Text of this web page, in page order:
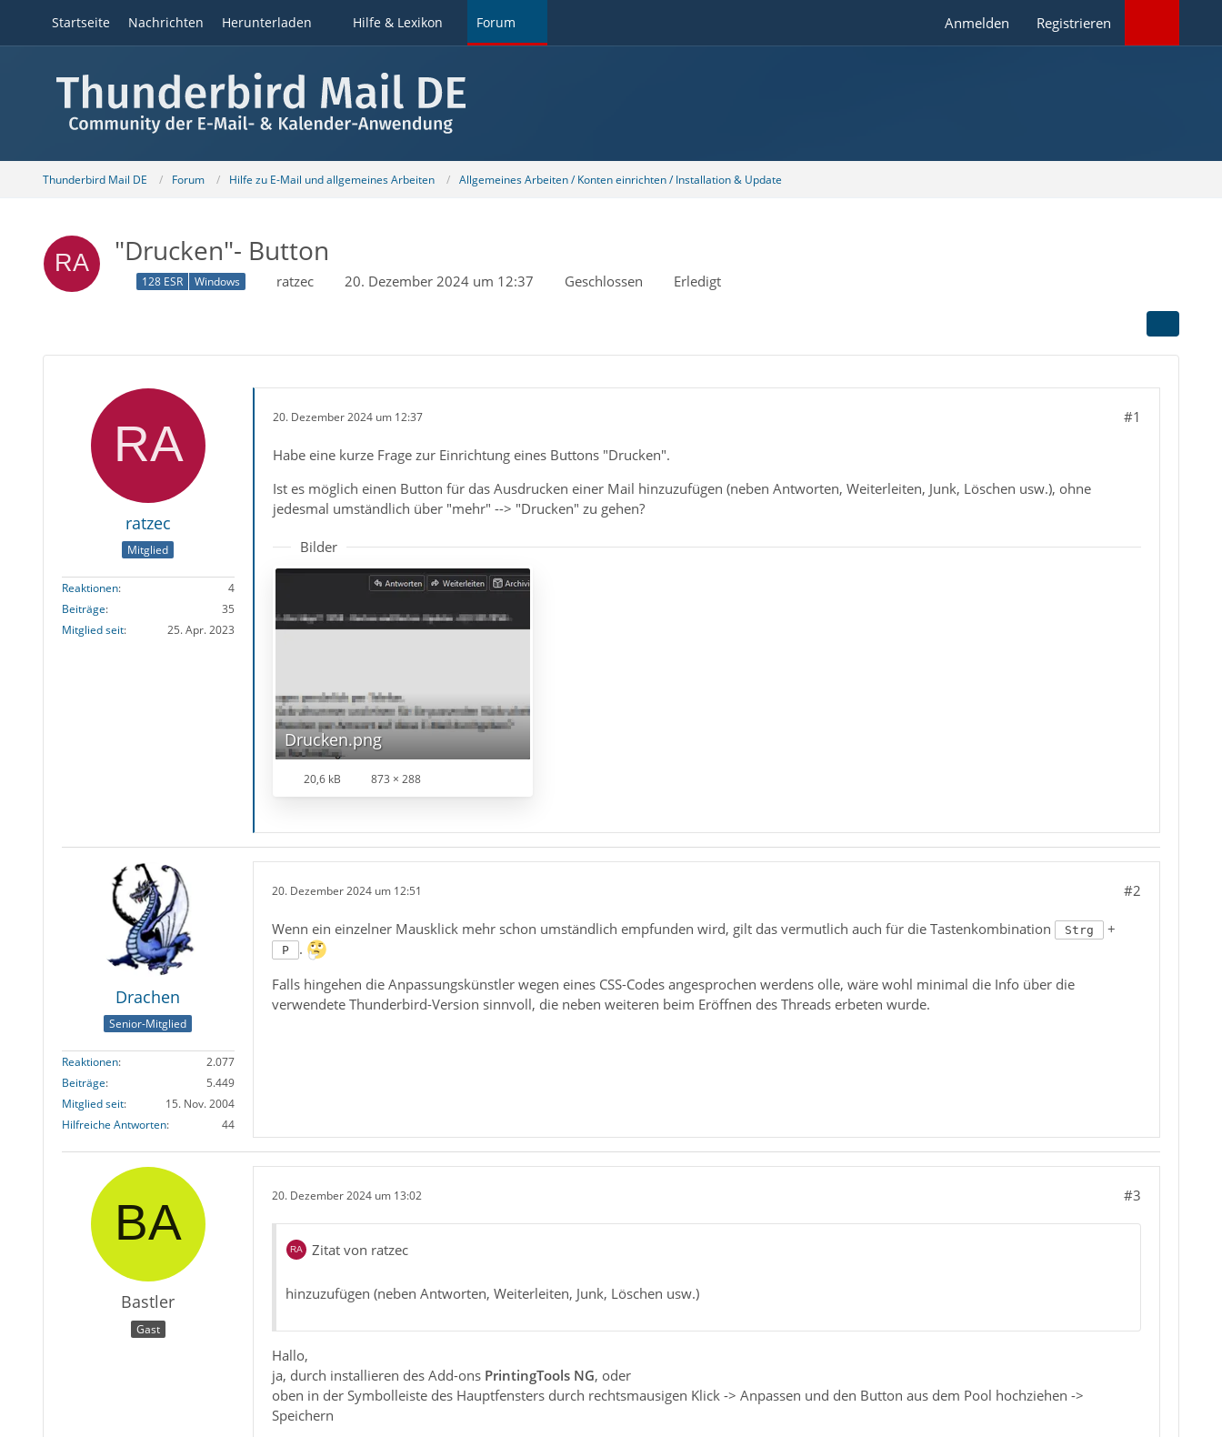
Startseite Nachrichten Herunterladen Hilfe & Lexikon Forum Anmelden Registrieren
Thunderbird Mail DE Forum Hilfe zu E-Mail und allgemeines Arbeiten Allgemeines Arbeiten / Konten einrichten / Installation & Update
"Drucken"- Button
128 ESR Windows ratzec 20. Dezember 2024 um 12:37 Geschlossen Erledigt
ratzec
Mitglied
Reaktionen
4
Beiträge
35
Mitglied seit
25. Apr. 2023
20. Dezember 2024 um 12:37 #1
Habe eine kurze Frage zur Einrichtung eines Buttons "Drucken".
Ist es möglich einen Button für das Ausdrucken einer Mail hinzuzufügen (neben Antworten, Weiterleiten, Junk, Löschen usw.), ohne
jedesmal umständlich über "mehr" --> "Drucken" zu gehen?
Bilder
Drucken.png
20,6 kB 873 × 288
Drachen
Senior-Mitglied
Reaktionen
2.077
Beiträge
5.449
Mitglied seit
15. Nov. 2004
Hilfreiche Antworten
44
20. Dezember 2024 um 12:51 #2
Wenn ein einzelner Mausklick mehr schon umständlich empfunden wird, gilt das vermutlich auch für die Tastenkombination Strg +
P
.
Falls hingehen die Anpassungskünstler wegen eines CSS-Codes angesprochen werdens olle, wäre wohl minimal die Info über die
verwendete Thunderbird-Version sinnvoll, die neben weiteren beim Eröffnen des Threads erbeten wurde.
Bastler
Gast
20. Dezember 2024 um 13:02 #3
Zitat von ratzec
hinzuzufügen (neben Antworten, Weiterleiten, Junk, Löschen usw.)
Hallo,
ja, durch installieren des Add-ons PrintingTools NG, oder
oben in der Symbolleiste des Hauptfensters durch rechtsmausigen Klick -> Anpassen und den Button aus dem Pool hochziehen ->
Speichern